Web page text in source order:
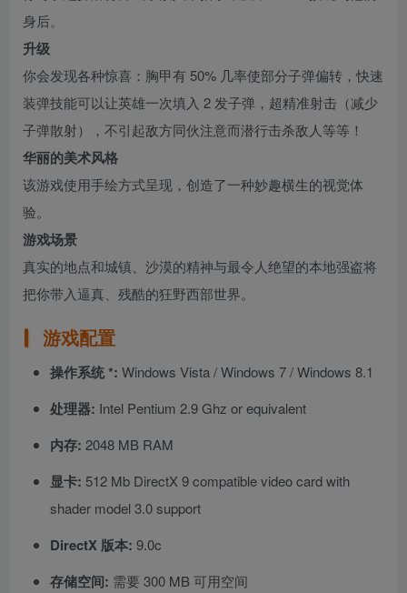
身后。
升级
你会发现各种惊喜：胸甲有 50% 几率使部分子弹偏转，快速
装弹技能可以让英雄一次填入 2 发子弹，超精准射击（减少
子弹散射），不引起敌方同伙注意而潜行击杀敌人等等！
华丽的美术风格
该游戏使用手绘方式呈现，创造了一种妙趣横生的视觉体
验。
游戏场景
真实的地点和城镇、沙漠的精神与最令人绝望的本地强盗将
把你带入逼真、残酷的狂野西部世界。
游戏配置
操作系统 *: Windows Vista / Windows 7 / Windows 8.1
处理器: Intel Pentium 2.9 Ghz or equivalent
内存: 2048 MB RAM
显卡: 512 Mb DirectX 9 compatible video card with
shader model 3.0 support
DirectX 版本: 9.0c
存储空间: 需要 300 MB 可用空间